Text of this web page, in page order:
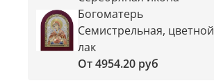
Богоматерь
Семистрельная, цветной
лак
От4954.20 руб